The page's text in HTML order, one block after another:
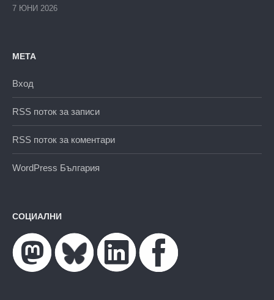
7 ЮНИ 2026
МЕТА
Вход
RSS поток за записи
RSS поток за коментари
WordPress България
СОЦИАЛНИ